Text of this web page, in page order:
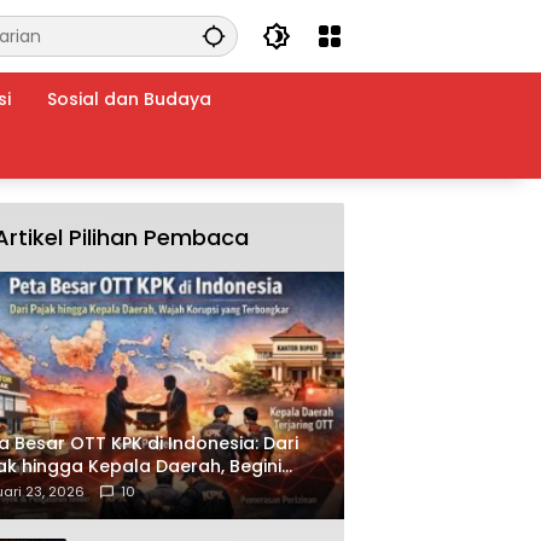
Sosial dan Budaya
Pilihan Pembaca
Besar OTT KPK di Indonesia: Dari
hingga Kepala Daerah, Begini
Korupsi yang Terbongkar
23, 2026 10